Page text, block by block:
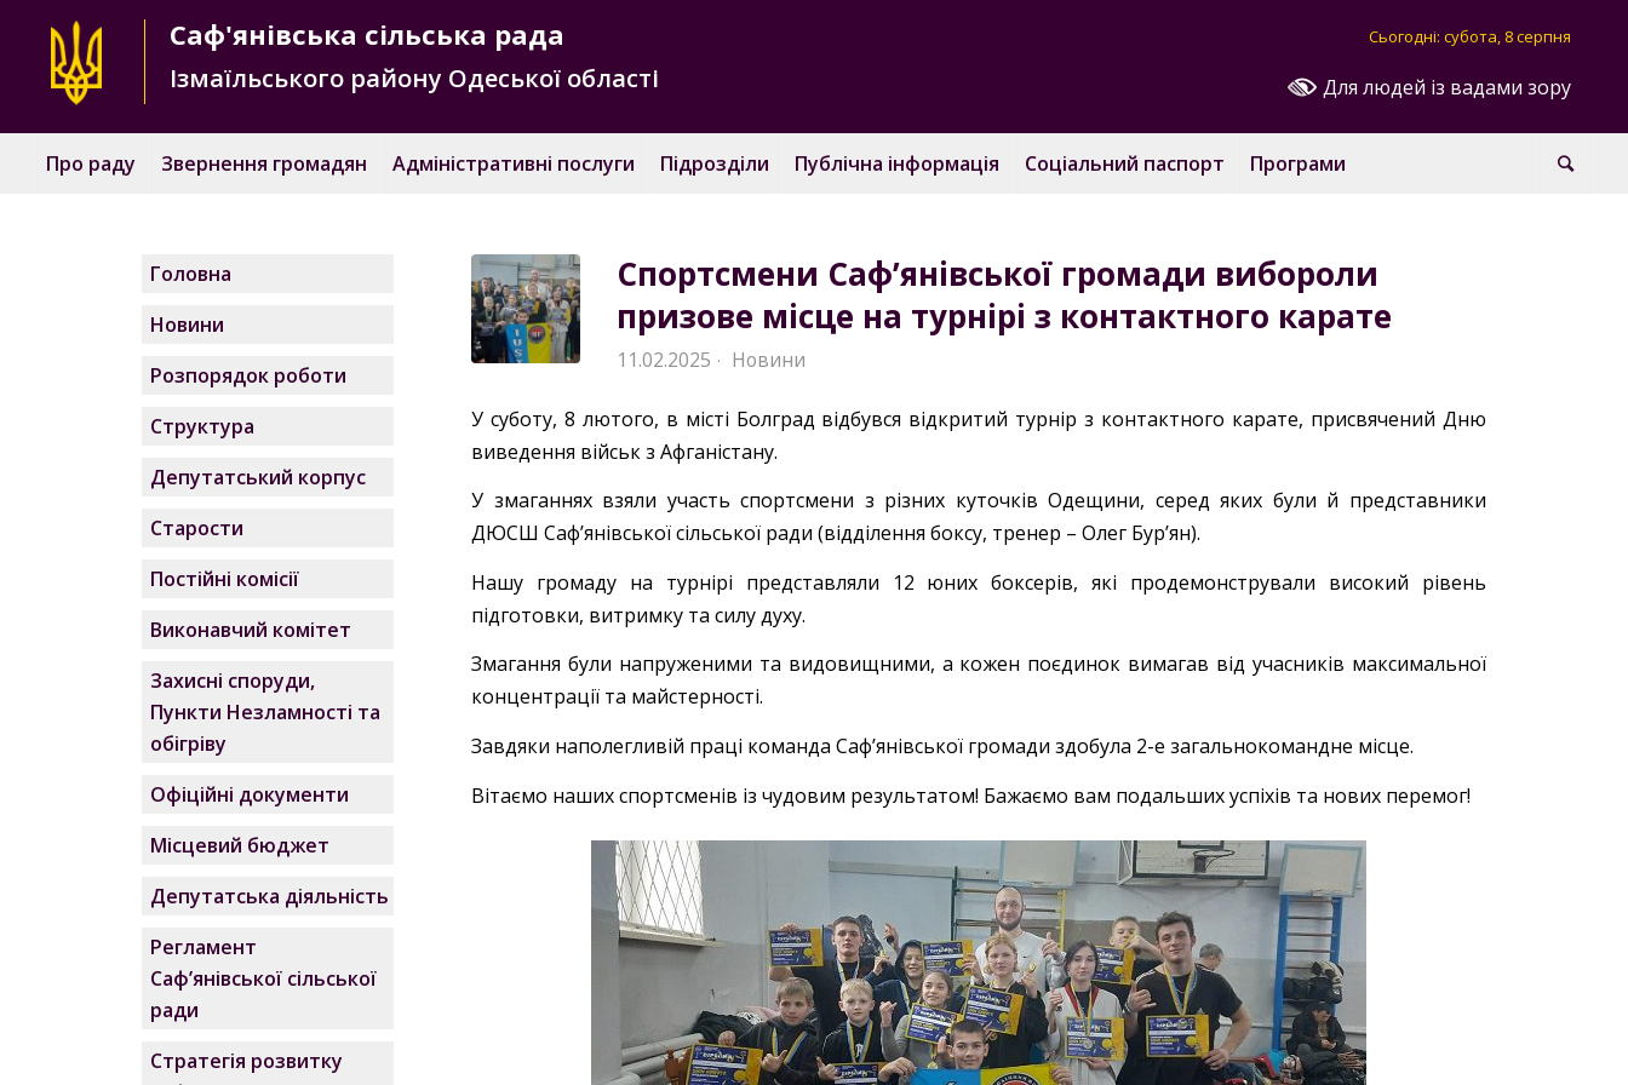
Для людей із вадами зору
Сьогодні: субота, 8 серпня
Саф'янівська сільська рада
Ізмаїльського району Одеської області
Про раду Звернення громадян Адміністративні послуги Підрозділи Публічна інформація Соціальний паспорт Програми
Спортсмени Саф’янівської громади вибороли
призове місце на турнірі з контактного карате
11.02.2025 · Новини
У суботу, 8 лютого, в місті Болград відбувся відкритий турнір з контактного карате, присвячений Дню
виведення військ з Афганістану.
У змаганнях взяли участь спортсмени з різних куточків Одещини, серед яких були й представники
ДЮСШ Саф’янівської сільської ради (відділення боксу, тренер – Олег Бур’ян).
Нашу громаду на турнірі представляли 12 юних боксерів, які продемонстрували високий рівень
підготовки, витримку та силу духу.
Змагання були напруженими та видовищними, а кожен поєдинок вимагав від учасників максимальної
концентрації та майстерності.
Завдяки наполегливій праці команда Саф’янівської громади здобула 2-е загальнокомандне місце.
Вітаємо наших спортсменів із чудовим результатом! Бажаємо вам подальших успіхів та нових перемог!
Головна
Новини
Розпорядок роботи
Структура
Депутатський корпус
Старости
Постійні комісії
Виконавчий комітет
Захисні споруди,
Пункти Незламності та
обігріву
Офіційні документи
Місцевий бюджет
Депутатська діяльність
Регламент
Саф’янівської сільської
ради
Стратегія розвитку